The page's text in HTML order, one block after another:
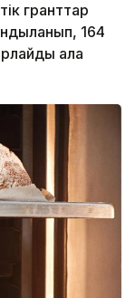
гранттар
164
қала